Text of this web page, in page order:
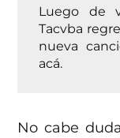
Luego de
Tacvba
nueva
acá.
No cabe